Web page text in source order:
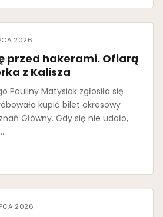
2026
przed hakerami. Ofiarą
z Kalisza
Pauliny Matysiak zgłosiła się
kupić bilet okresowy
Główny. Gdy się nie udało,
2026